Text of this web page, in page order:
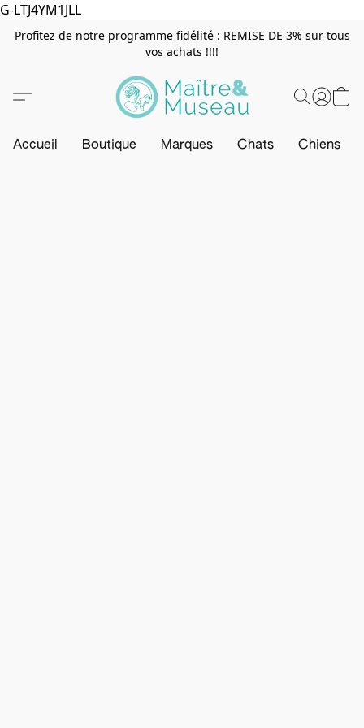
G-LTJ4YM1JLL
Profitez de notre programme fidélité : REMISE DE 3% sur tous
vos achats !!!!
Accueil Boutique Marques Chats Chiens